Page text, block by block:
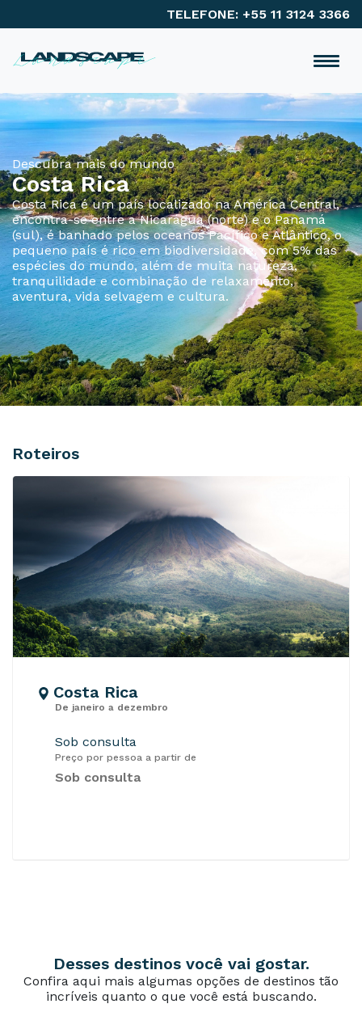
TELEFONE: +55 11 3124 3366
Descubra mais do mundo
Costa Rica
Costa Rica é um país localizado na América Central,
encontra-se entre a Nicarágua (norte) e o Panamá
(sul), é banhado pelos oceanos Pacífico e Atlântico, o
pequeno país é rico em biodiversidade, com 5% das
espécies do mundo, além de muita natureza,
tranquilidade e combinação de relaxamento,
aventura, vida selvagem e cultura.
Roteiros
Costa Rica
De janeiro a dezembro
Sob consulta
Preço por pessoa a partir de
Sob consulta
Desses destinos você vai gostar.
Confira aqui mais algumas opções de destinos tão
incríveis quanto o que você está buscando.